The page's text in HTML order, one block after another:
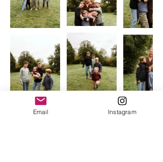
Email Instagram